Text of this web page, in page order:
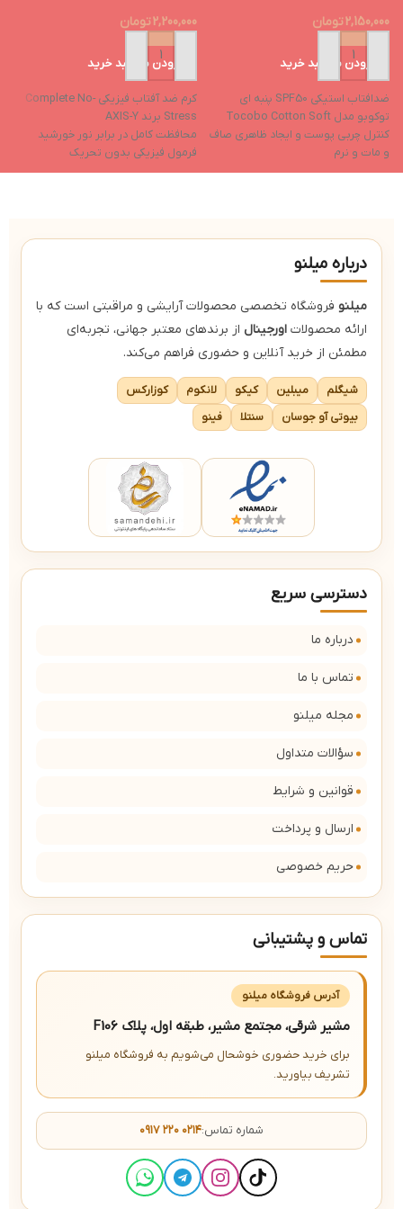
2,150,000تومان
افزودن به سبد خرید
ضدافتاب استیکی SPF50 پنبه ای
توکوبو مدل Tocobo Cotton Soft
کنترل چربی پوست و ایجاد ظاهری صاف
و مات و نرم
مرطوب کننده و تسکین دهنده پوست
سایز میکرو
2,200,000تومان
افزودن به سبد خرید
کرم ضد آفتاب فیزیکی Complete No-
Stress برند AXIS-Y
محافظت کامل در برابر نور خورشید
فرمول فیزیکی بدون تحریک
ضد آفتاب بدون سفیدی (No White
درباره میلنو
میلنو فروشگاه تخصصی محصولات آرایشی و مراقبتی است که با
ارائه محصولات اورجینال از برندهای معتبر جهانی، تجربه‌ای
مطمئن از خرید آنلاین و حضوری فراهم می‌کند.
شیگلم میبلین کیکو لانکوم
کوزارکس
بیوتی آو جوسان
سنتلا فینو
دسترسی سریع
درباره ما
تماس با ما
مجله میلنو
سؤالات متداول
قوانین و شرایط
ارسال و پرداخت
حریم خصوصی
تماس و پشتیبانی
آدرس فروشگاه میلنو
مشیر شرقی، مجتمع مشیر، طبقه اول، پلاک F106
برای خرید حضوری خوشحال می‌شویم به فروشگاه میلنو
تشریف بیاورید.
شماره تماس:۰۹۱۷ ۲۲۰ ۰۲۱۴